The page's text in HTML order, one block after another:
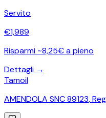
Servito
€1,989
Risparmi ~8,25€ a pieno
Dettagli →
Tamoil
AMENDOLA SNC 89123,